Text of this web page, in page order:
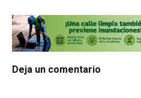
Deja un comentario